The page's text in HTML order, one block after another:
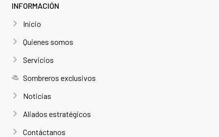
INFORMACIÓN
Inicio
Quienes somos
Servicios
Sombreros exclusivos
Noticias
Aliados estratégicos
Contáctanos